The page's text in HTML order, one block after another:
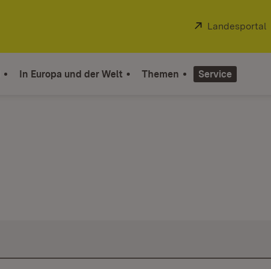
Extern:
Landesportal
In Europa und der Welt Themen Service